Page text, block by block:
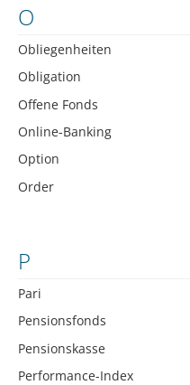
O
Obliegenheiten
Obligation
Offene Fonds
Online-Banking
Option
Order
P
Pari
Pensionsfonds
Pensionskasse
Performance-Index